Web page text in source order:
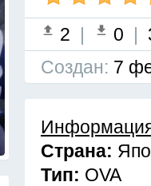
2 | 0 |
Cоздан: 7
Страна:
Тип: OVA